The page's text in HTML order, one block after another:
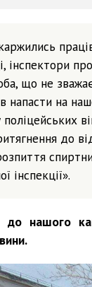
інспектори
що не
напасти на
поліцейських
до
інспекції».
до нашого